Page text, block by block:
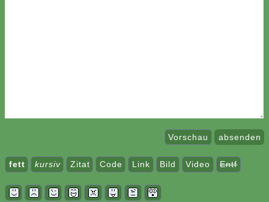
Vorschau absenden
fett kursiv Zitat Code Link Bild Video Entf